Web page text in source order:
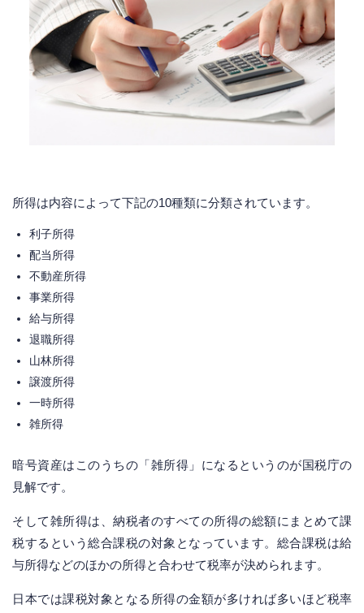
所得は内容によって下記の10種類に分類されています。
利子所得
配当所得
不動産所得
事業所得
給与所得
退職所得
山林所得
譲渡所得
一時所得
雑所得
暗号資産はこのうちの「雑所得」になるというのが国税庁の
見解です。
そして雑所得は、納税者のすべての所得の総額にまとめて課
税するという総合課税の対象となっています。総合課税は給
与所得などのほかの所得と合わせて税率が決められます。
日本では課税対象となる所得の金額が多ければ多いほど税率